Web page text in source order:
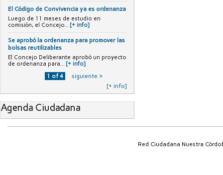
El Código de Convivencia ya es ordenanza
Luego de 11 meses de estudio en
comisión, el Concejo... [+ info]
Se aprobó la ordenanza para promover las
bolsas reutilizables
El Concejo Deliberante aprobó un proyecto
de ordenanza para... [+ info]
1 of 4
siguiente ›
[+ info]
Agenda Ciudadana
Red Ciudadana Nuestra